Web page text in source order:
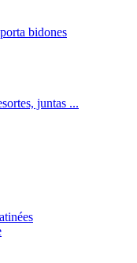
bidones
juntas ...